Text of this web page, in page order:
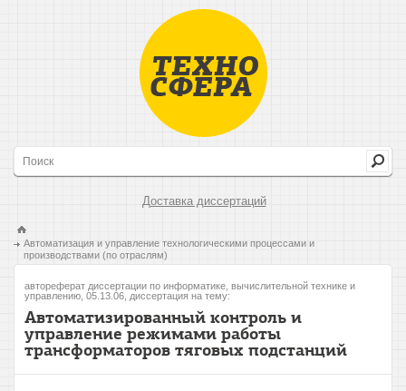
Доставка диссертаций
Автоматизация и управление технологическими процессами и
производствами (по отраслям)
автореферат диссертации по информатике, вычислительной технике и
управлению, 05.13.06, диссертация на тему:
Автоматизированный контроль и
управление режимами работы
трансформаторов тяговых подстанций